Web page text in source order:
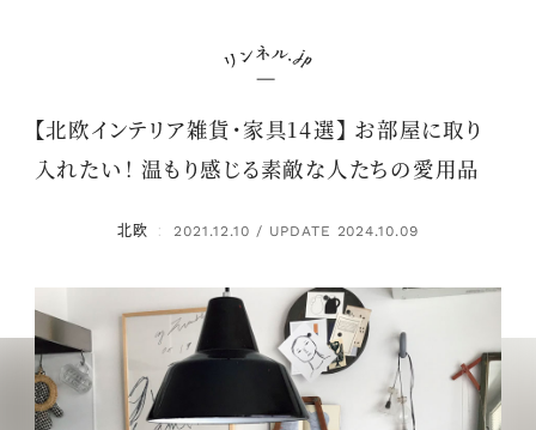
【北欧インテリア雑貨・家具14選】 お部屋に取り
入れたい！ 温もり感じる素敵な人たちの愛用品
北欧 ： 2021.12.10 / UPDATE 2024.10.09